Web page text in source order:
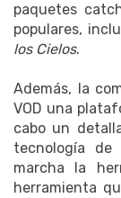
paquetes
populares,
los Cielos.
Además, la
VOD una
cabo un
tecnología de
marcha la
herramienta